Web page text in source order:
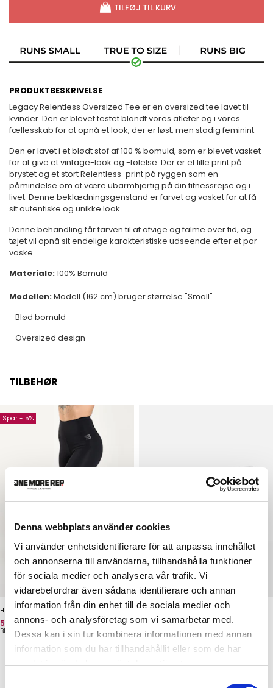
Denna webbplats använder cookies
Vi använder enhetsidentifierare för att anpassa innehållet
och annonserna till användarna, tillhandahålla funktioner
för sociala medier och analysera vår trafik. Vi
vidarebefordrar även sådana identifierare och annan
information från din enhet till de sociala medier och
annons- och analysföretag som vi samarbetar med.
Dessa kan i sin tur kombinera informationen med annan
information som du har tillhandahållit eller som de har
samlat in när du har använt deras tjänster.
TILFØJ TIL KURV
PRODUKTBESKRIVELSE
Legacy Relentless Oversized Tee er en oversized tee lavet til
kvinder. Den er blevet testet blandt vores atleter og i vores
fællesskab for at opnå et look, der er løst, men stadig feminint.
Den er lavet i et blødt stof af 100 % bomuld, som er blevet vasket
for at give et vintage-look og -følelse. Der er et lille print på
brystet og et stort Relentless-print på ryggen som en
påmindelse om at være ubarmhjertig på din fitnessrejse og i
livet. Denne beklædningsgenstand er farvet og vasket for at få
sit autentiske og unikke look.
Denne behandling får farven til at afvige og falme over tid, og
tøjet vil opnå sit endelige karakteristiske udseende efter et par
vaske.
Materiale:100% Bomuld
Modellen:Modell (162 cm) bruger størrelse "Small"
- Blød bomuld
- Oversized design
TILBEHØR
Spar -15%
High Waist Tights
Pris
543 krOprindelig pris
639 kr
BETTER BODIES
Elastic Wrist Wraps
Pris
159 kr
BETTER BODIES